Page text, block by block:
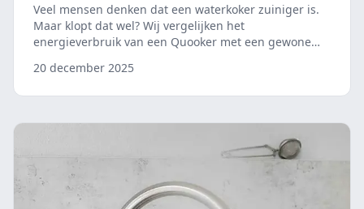
Veel mensen denken dat een waterkoker zuiniger is.
Maar klopt dat wel? Wij vergelijken het
energieverbruik van een Quooker met een gewone
20 december 2025